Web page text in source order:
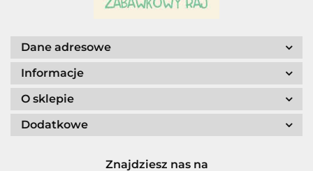
Dane adresowe
Informacje
O sklepie
Dodatkowe
Znajdziesz nas na